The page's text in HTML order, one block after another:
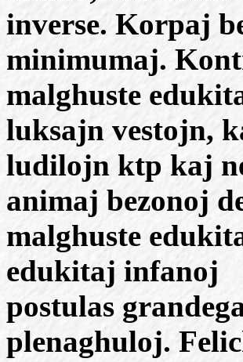
inverse. Korpaj
minimumaj.
malghuste
luksajn vestojn,
ludilojn ktp kaj
animaj bezonoj
malghuste
edukitaj infanoj
postulas
plenaghuloj.